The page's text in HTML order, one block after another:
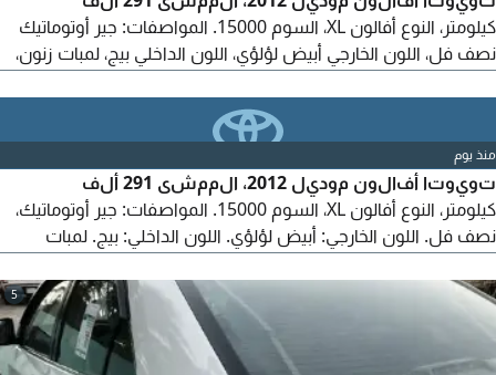
كيلومتر، النوع أفالون XL، السوم 15000. المواصفات: جير أوتوماتيك
نصف فل، اللون الخارجي أبيض لؤلؤي، اللون الداخلي بيج، لمبات زنون،
الأوراق على الشرط. المفاتيح والكتالوجات وأغراضه كاملة. الداخلية
نظيفة. المحرك على الشرط. السوم 15000. البيع كاش أو أقساط.
منذ يوم
تويوتا أفالون موديل 2012، الممشى 291 ألف
كيلومتر، النوع أفالون XL، السوم 15000. المواصفات: جير أوتوماتيك،
نصف فل. اللون الخارجي: أبيض لؤلؤي. اللون الداخلي: بيج. لمبات
على الشرط، جاهزة للفحص. الأرباقات على الشرط. مفاتيح وكتالوجات
وأغراضه كاملة. الداخلة نظيفة. المحرك على الشرط. السوم 15000.
البيع كاش أو أقساط.
5